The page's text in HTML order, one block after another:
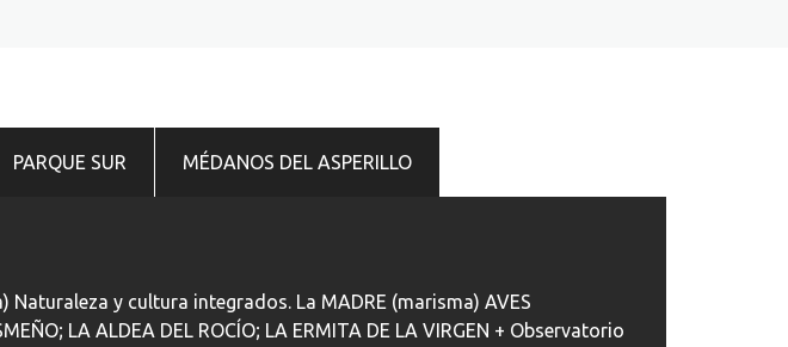
PARQUE SUR MÉDANOS DEL ASPERILLO
Naturaleza y cultura integrados. La MADRE (marisma) AVES
LA ALDEA DEL ROCÍO; LA ERMITA DE LA VIRGEN + Observatorio